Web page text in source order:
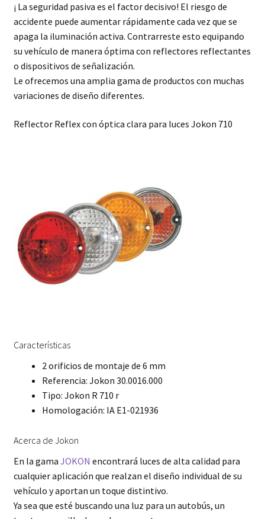
¡ La seguridad pasiva es el factor decisivo! El riesgo de
accidente puede aumentar rápidamente cada vez que se
apaga la iluminación activa. Contrarreste esto equipando
su vehículo de manera óptima con reflectores reflectantes
o dispositivos de señalización.
Le ofrecemos una amplia gama de productos con muchas
variaciones de diseño diferentes.
Reflector Reflex con óptica clara para luces Jokon 710
Características
2 orificios de montaje de 6 mm
Referencia: Jokon 30.0016.000
Tipo: Jokon R 710 r
Homologación: IA E1-021936
Acerca de Jokon
En la gama JOKON encontrará luces de alta calidad para
cualquier aplicación que realzan el diseño individual de su
vehículo y aportan un toque distintivo.
Ya sea que esté buscando una luz para un autobús, un